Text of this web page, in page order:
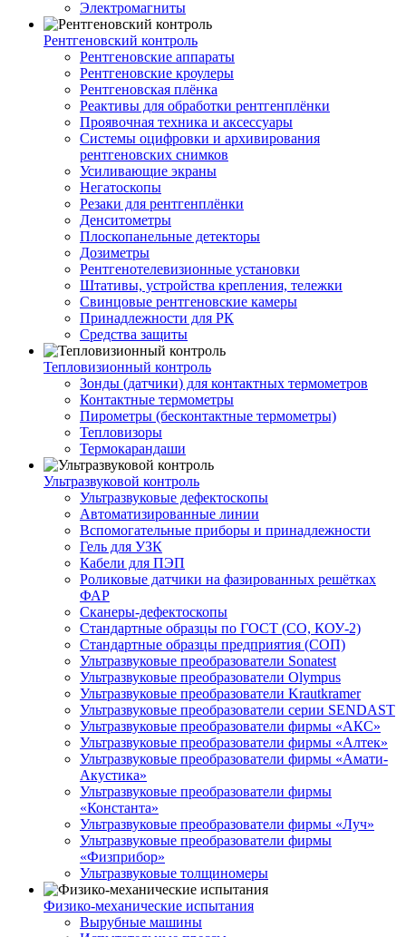
Электромагниты
Рентгеновский контроль
Рентгеновские аппараты
Рентгеновские кроулеры
Рентгеновская плёнка
Реактивы для обработки рентгенплёнки
Проявочная техника и аксессуары
Системы оцифровки и архивирования
рентгеновских снимков
Усиливающие экраны
Негатоскопы
Резаки для рентгенплёнки
Денситометры
Плоскопанельные детекторы
Дозиметры
Рентгенотелевизионные установки
Штативы, устройства крепления, тележки
Свинцовые рентгеновские камеры
Принадлежности для РК
Средства защиты
Тепловизионный контроль
Зонды (датчики) для контактных термометров
Контактные термометры
Пирометры (бесконтактные термометры)
Тепловизоры
Термокарандаши
Ультразвуковой контроль
Ультразвуковые дефектоскопы
Автоматизированные линии
Вспомогательные приборы и принадлежности
Гель для УЗК
Кабели для ПЭП
Роликовые датчики на фазированных решётках
ФАР
Сканеры-дефектоскопы
Стандартные образцы по ГОСТ (СО, КОУ-2)
Стандартные образцы предприятия (СОП)
Ультразвуковые преобразователи Sonatest
Ультразвуковые преобразователи Olympus
Ультразвуковые преобразователи Krautkramer
Ультразвуковые преобразователи серии SENDAST
Ультразвуковые преобразователи фирмы «АКС»
Ультразвуковые преобразователи фирмы «Алтек»
Ультразвуковые преобразователи фирмы «Амати-
Акустика»
Ультразвуковые преобразователи фирмы
«Константа»
Ультразвуковые преобразователи фирмы «Луч»
Ультразвуковые преобразователи фирмы
«Физприбор»
Ультразвуковые толщиномеры
Физико-механические испытания
Вырубные машины